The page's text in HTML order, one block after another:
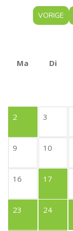
VORIGE
Ma Di
2 3
9 10
16 17
23 24